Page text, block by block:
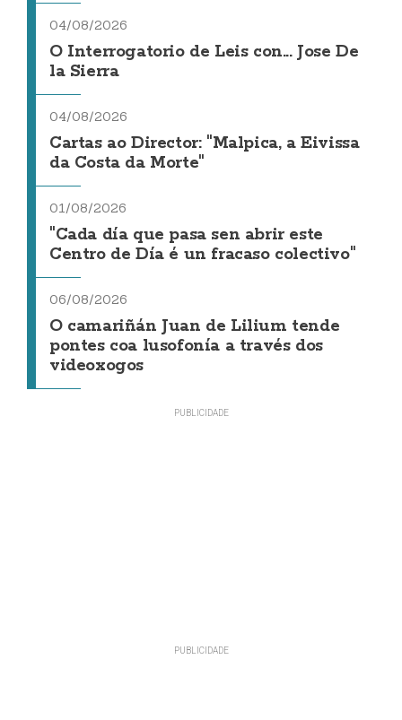
04/08/2026
O Interrogatorio de Leis con... Jose De
la Sierra
04/08/2026
Cartas ao Director: "Malpica, a Eivissa
da Costa da Morte"
01/08/2026
"Cada día que pasa sen abrir este
Centro de Día é un fracaso colectivo"
06/08/2026
O camariñán Juan de Lilium tende
pontes coa lusofonía a través dos
videoxogos